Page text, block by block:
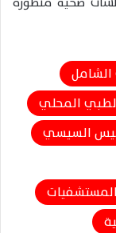
الشامل
المحلي
السيسي